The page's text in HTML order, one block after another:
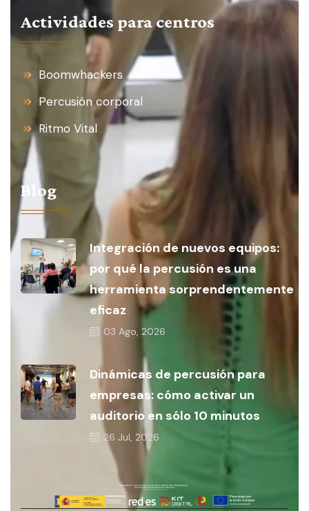
Actividades para centros
Boomwhackers
Percusión corporal
Ritmo Vital
Blog
Integración de nuevos equipos:
por qué la percusión es una
herramienta sorprendentemente
eficaz
03 Ago, 2026
Dinámicas de percusión para
empresas: cómo activar un
auditorio en sólo 10 minutos
26 Jul, 2026